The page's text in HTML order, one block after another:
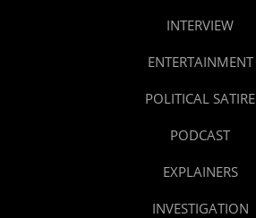
INTERVIEW
ENTERTAINMENT
POLITICAL SATIRE
PODCAST
EXPLAINERS
INVESTIGATION